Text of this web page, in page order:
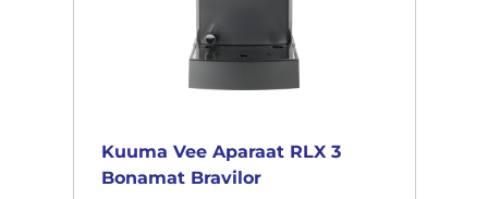
Kuuma Vee Aparaat RLX 3
Bonamat Bravilor